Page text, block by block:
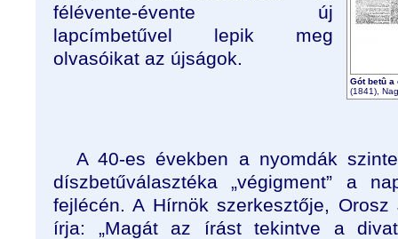
Gót betû
(1841),
félévente-évente új
lapcímbetűvel lepik meg
olvasóikat az újságok.
A 40-es években a nyomdák
díszbetűválasztéka „végigment” a
fejlécén. A Hírnök szerkesztője, Orosz
írja: „Magát az írást tekintve a